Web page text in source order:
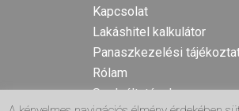
Kapcsolat
Lakáshitel kalkulátor
Panaszkezelési
Rólam
Szolgáltatások